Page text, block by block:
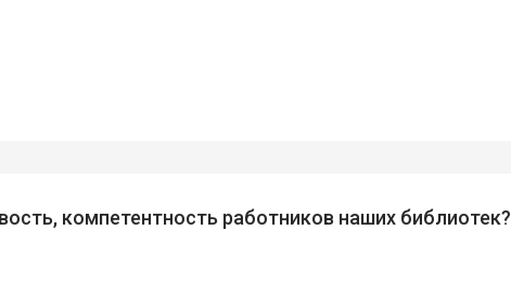
компетентность работников наших библиотек?